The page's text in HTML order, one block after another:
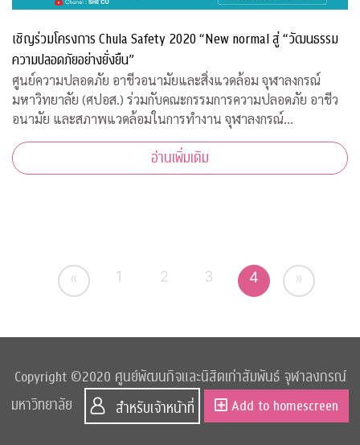
เชิญร่วมโครงการ Chula Safety 2020 “New normal สู่ “วัฒนธรรม
ความปลอดภัยอย่างยั่งยืน”
ศูนย์ความปลอดภัย อาชีวอนามัยและสิ่งแวดล้อม จุฬาลงกรณ์
มหาวิทยาลัย (ศปอส.) ร่วมกับคณะกรรมการความปลอดภัย อาชีว
อนามัย และสภาพแวดล้อมในการทำงาน จุฬาลงกรณ์
มหาวิทยาลัย และภาคีเครือข่าย จัดงาน “Chula Safety 2020
New normal สู่วัฒนธรรมความปลอดภัยอย่างยั่งยืน” ระหว
อ่านเพิ่มเติม
« 1 2 3 4 »
Copyright ©2020 ศูนย์พัฒนกิจและนิสิตเก่าสัมพันธ์ จุฬาลงกรณ์
มหาวิทยาลัย
สำหรับเจ้าหน้าที่ Add to homescreen